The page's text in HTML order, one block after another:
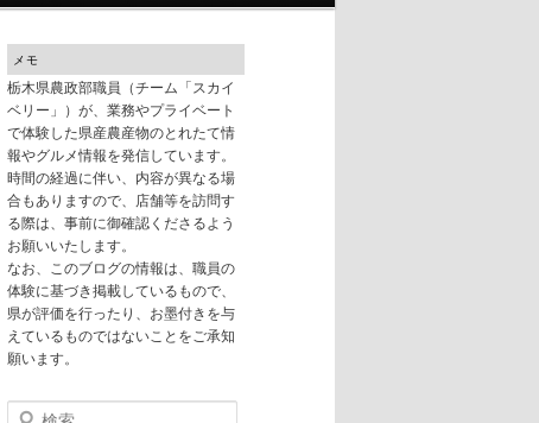
メモ
栃木県農政部職員（チーム「スカイ
ベリー」）が、業務やプライベート
で体験した県産農産物のとれたて情
報やグルメ情報を発信しています。
時間の経過に伴い、内容が異なる場
合もありますので、店舗等を訪問す
る際は、事前に御確認くださるよう
お願いいたします。
なお、このブログの情報は、職員の
体験に基づき掲載しているもので、
県が評価を行ったり、お墨付きを与
えているものではないことをご承知
願います。
検索